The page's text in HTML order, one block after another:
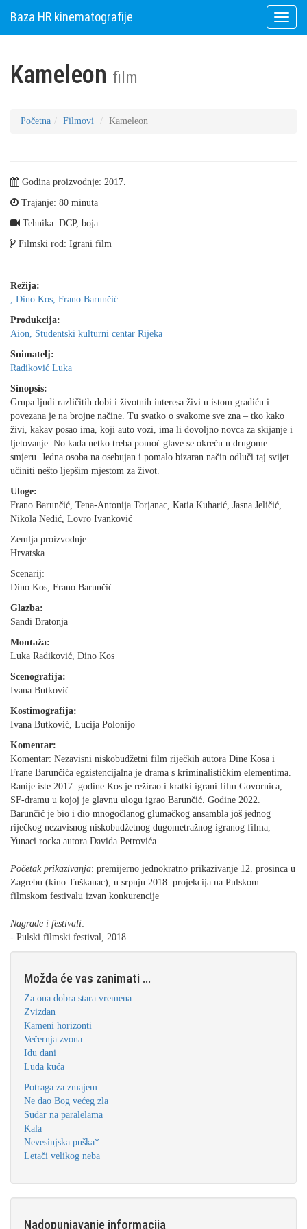
Toggle
Baza HR kinematografije
Kameleon film
Početna Filmovi Kameleon
Godina proizvodnje: 2017.
Trajanje: 80 minuta
Tehnika: DCP, boja
Filmski rod: Igrani film
Režija:
, Dino Kos, Frano Barunčić
Produkcija:
Aion, Studentski kulturni centar Rijeka
Snimatelj:
Radiković Luka
Sinopsis:
Grupa ljudi različitih dobi i životnih interesa živi u istom gradiću i
povezana je na brojne načine. Tu svatko o svakome sve zna – tko kako
živi, kakav posao ima, koji auto vozi, ima li dovoljno novca za skijanje i
ljetovanje. No kada netko treba pomoć glave se okreću u drugome
smjeru. Jedna osoba na osebujan i pomalo bizaran način odluči taj svijet
učiniti nešto ljepšim mjestom za život.
Uloge:
Frano Barunčić, Tena-Antonija Torjanac, Katia Kuharić, Jasna Jeličić,
Nikola Nedić, Lovro Ivanković
Zemlja proizvodnje:
Hrvatska
Scenarij:
Dino Kos, Frano Barunčić
Glazba:
Sandi Bratonja
Montaža:
Luka Radiković, Dino Kos
Scenografija:
Ivana Butković
Kostimografija:
Ivana Butković, Lucija Polonijo
Komentar:
Komentar: Nezavisni niskobudžetni film riječkih autora Dine Kosa i
Frane Barunčića egzistencijalna je drama s kriminalističkim elementima.
Ranije iste 2017. godine Kos je režirao i kratki igrani film Govornica,
SF-dramu u kojoj je glavnu ulogu igrao Barunčić. Godine 2022.
Barunčić je bio i dio mnogočlanog glumačkog ansambla još jednog
riječkog nezavisnog niskobudžetnog dugometražnog igranog filma,
Yunaci rocka autora Davida Petrovića.
Početak prikazivanja: premijerno jednokratno prikazivanje 12. prosinca u
Zagrebu (kino Tuškanac); u srpnju 2018. projekcija na Pulskom
filmskom festivalu izvan konkurencije
Nagrade i festivali:
- Pulski filmski festival, 2018.
Možda će vas zanimati ...
Za ona dobra stara vremena
Zvizdan
Kameni horizonti
Večernja zvona
Idu dani
Luda kuća
Potraga za zmajem
Ne dao Bog većeg zla
Sudar na paralelama
Kala
Nevesinjska puška*
Letači velikog neba
Nadopunjavanje informacija